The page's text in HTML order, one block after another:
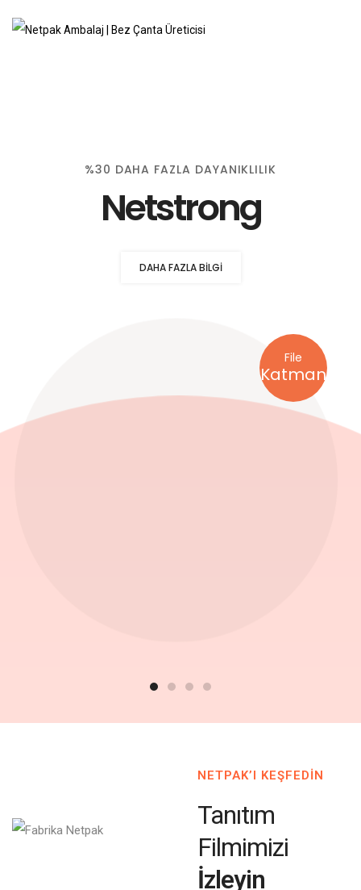
%30 DAHA FAZLA DAYANIKLILIK
Netstrong
DAHA FAZLA BILGI
Katman
File
NETPAK’I KEŞFEDİN
Tanıtım
Filmimizi
İzleyin